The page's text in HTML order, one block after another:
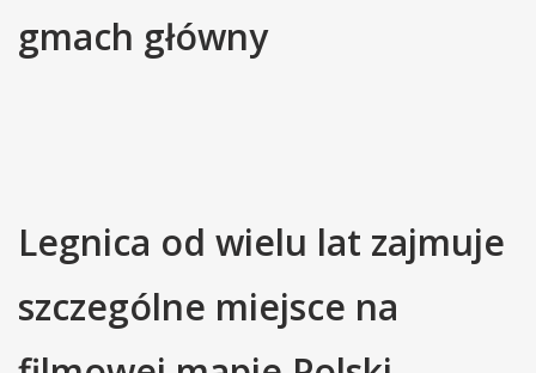
gmach główny
Legnica od wielu lat zajmuje
szczególne miejsce na